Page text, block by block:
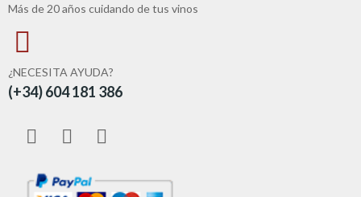
Más de 20 años cuidando de tus vinos
¿NECESITA AYUDA?
(+34) 604 181 386